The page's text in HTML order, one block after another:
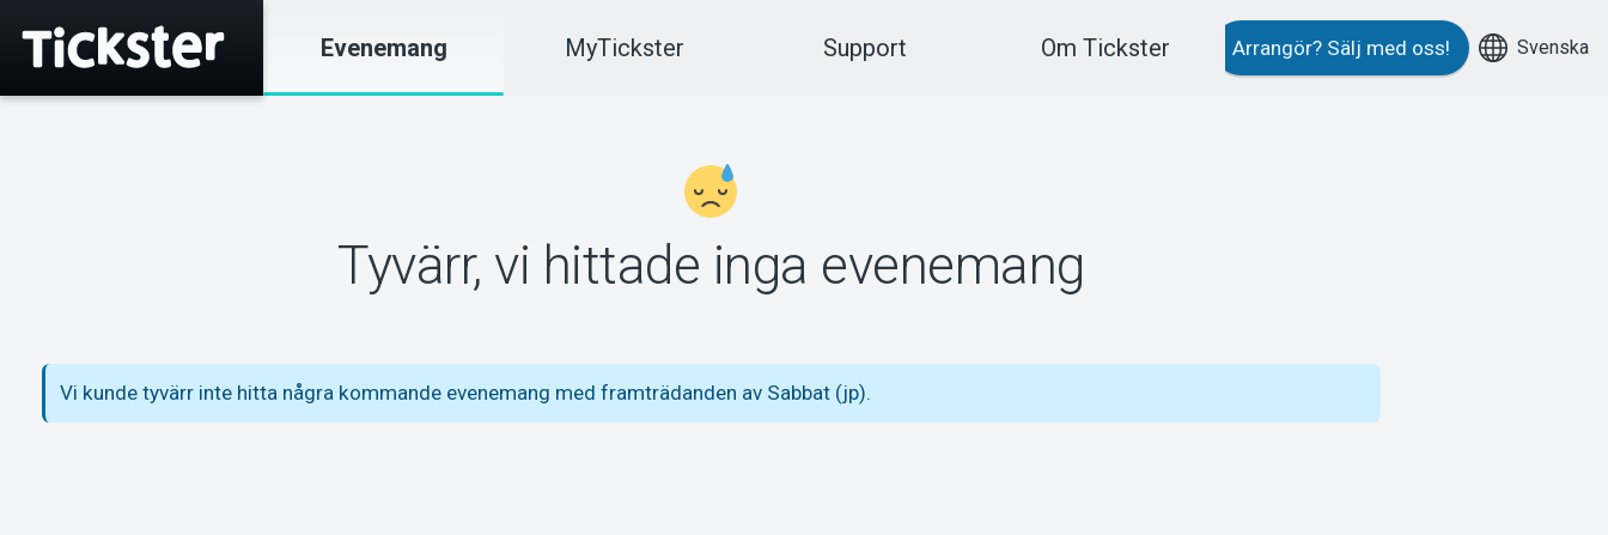
Evenemang MyTickster Support Om Tickster Arrangör? Sälj med oss! Svenska
Tyvärr, vi hittade inga evenemang
Vi kunde tyvärr inte hitta några kommande evenemang med framträdanden av Sabbat (jp).